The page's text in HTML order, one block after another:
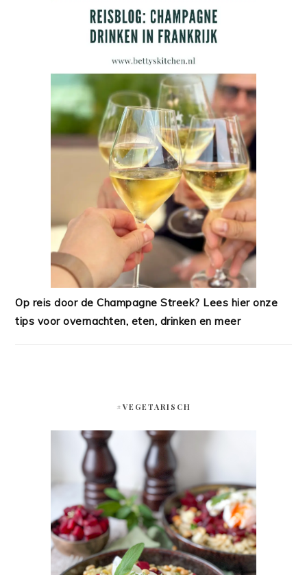
Op reis door de Champagne Streek? Lees hier onze
tips voor overnachten, eten, drinken en meer
#VEGETARISCH